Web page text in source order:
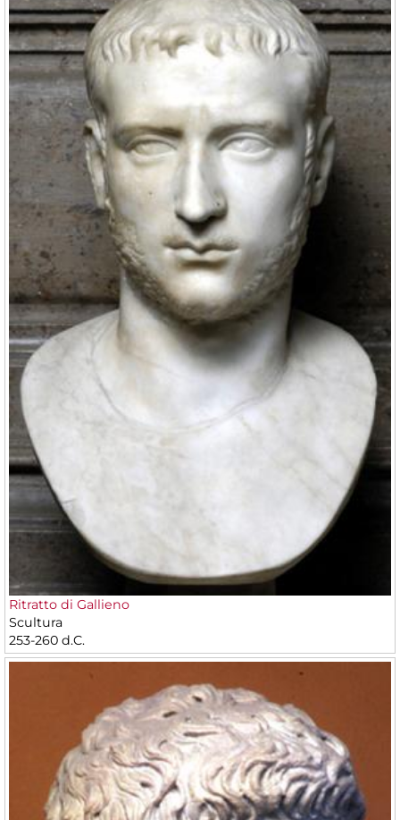
Ritratto di Gallieno
Scultura
253-260 d.C.